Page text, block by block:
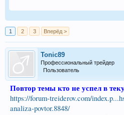
1 2 3 Вперёд >
Tonic89
Профессиональный трейдер
Пользователь
Повтор темы кто не успел в
https://forum-treiderov.com/
analiza-povtor.8848/